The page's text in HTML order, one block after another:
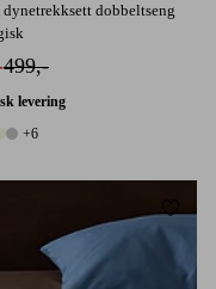
dobbeltseng
499,-
levering
+6
180